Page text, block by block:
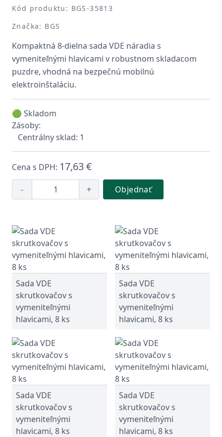
Kód produktu: BGS-35813
Značka: BGS
Kompaktná 8-dielna sada VDE náradia s
vymeniteľnými hlavicami v robustnom skladacom
puzdre, vhodná na bezpečnú mobilnú
elektroinštaláciu.
🟢 Skladom
Zásoby:
Centrálny sklad: 1
Cena s DPH: 17,63 €
- + Objednať
Sada VDE
skrutkovačov s
vymeniteľnými
hlavicami, 8 ks
Sada VDE
skrutkovačov s
vymeniteľnými
hlavicami, 8 ks
Sada VDE
skrutkovačov s
vymeniteľnými
hlavicami, 8 ks
Sada VDE
skrutkovačov s
vymeniteľnými
hlavicami, 8 ks